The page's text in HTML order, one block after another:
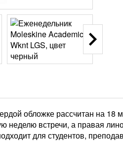
обложке рассчитан на
встречи, а правая
для студентов,